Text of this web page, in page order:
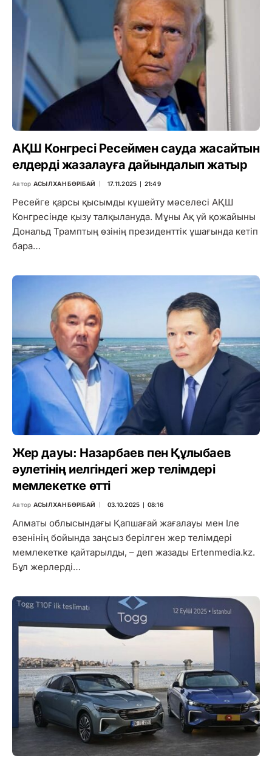
АҚШ Конгресі Ресеймен сауда жасайтын
елдерді жазалауға дайындалып жатыр
Автор АСЫЛХАН БӨРІБАЙ 17.11.2025 ∣ 21:49
Ресейге қарсы қысымды күшейту мәселесі АҚШ
Конгресінде қызу талқылануда. Мұны Ақ үй қожайыны
Дональд Трамптың өзінің президенттік ұшағында кетіп
бара…
Жер дауы: Назарбаев пен Құлыбаев
әулетінің иелгіндегі жер телімдері
мемлекетке өтті
Автор АСЫЛХАН БӨРІБАЙ 03.10.2025 ∣ 08:16
Алматы облысындағы Қапшағай жағалауы мен Іле
өзенінің бойында заңсыз берілген жер телімдері
мемлекетке қайтарылды, – деп жазады Ertenmedia.kz.
Бұл жерлерді…